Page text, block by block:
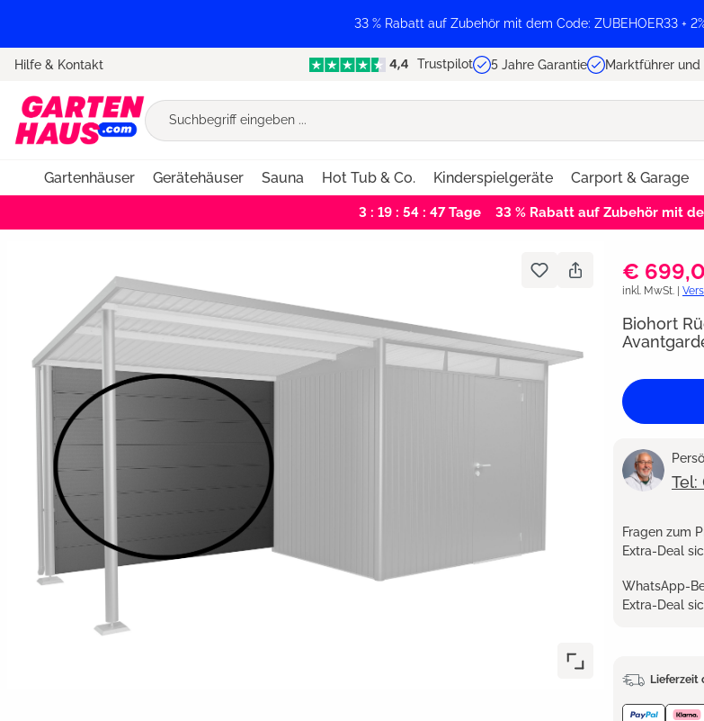
33 % Rabatt auf Zubehör mit dem Code: ZUBEHOER33 +
Hilfe & Kontakt Trustpilot 5 Jahre Garantie Marktführer und
Gartenhäuser Gerätehäuser Sauna Hot Tub & Co. Kinderspielgeräte Carport & Garage
3 : 19 : 54 : 47Tage 33 % Rabatt auf Zubehör mit
€
inkl. MwSt. |
Biohort
Fragen zum
Extra-Deal
WhatsApp-
Extra-Deal
Lieferzeit